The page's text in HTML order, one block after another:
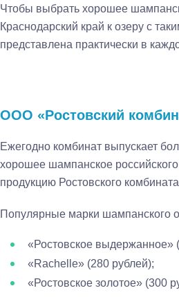
Чтобы выбрать хорошее
Краснодарский край к озеру с
представлена практически в
ООО «Ростовский
Ежегодно комбинат выпускает
хорошее шампанское
продукцию Ростовского
Популярные марки шампанского
«Ростовское выдержанное»
«Rachelle» (280 рублей);
«Ростовское золотое» (300